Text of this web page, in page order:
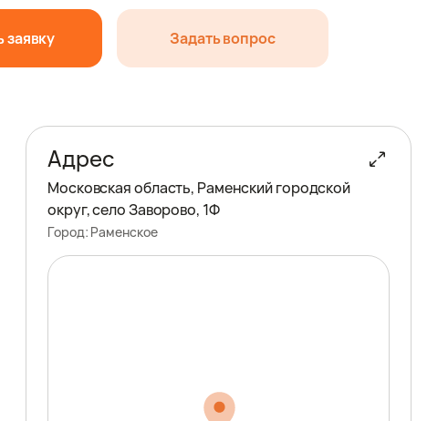
заявку Задать вопрос
Адрес
Московская область, Раменский городской
округ, село Заворово, 1Ф
Город: Раменское